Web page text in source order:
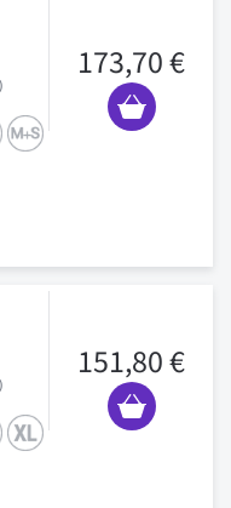
173,70 €
151,80 €